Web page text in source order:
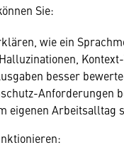
Sie:
wie ein
besser
Anforderungen
eigenen